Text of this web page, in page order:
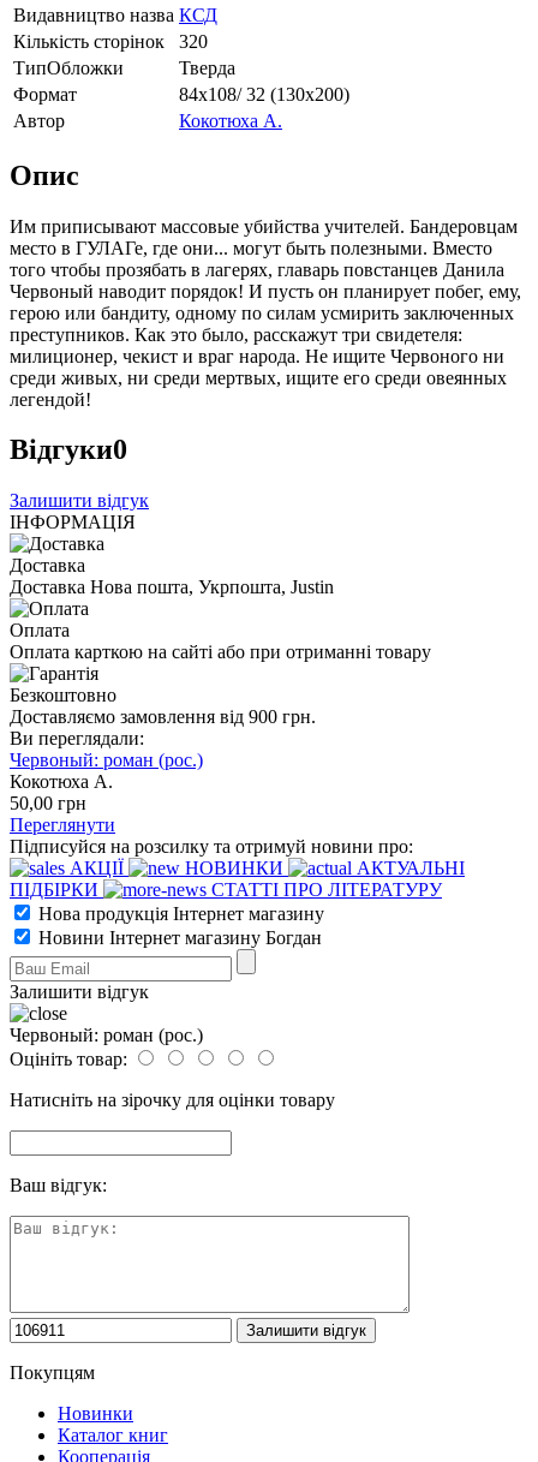
Видавництво назва КСД
Кількість сторінок
320
ТипОбложки
Тверда
Формат
84х108/ 32 (130х200)
Автор
Кокотюха А.
Опис
Им приписывают массовые убийства учителей. Бандеровцам
место в ГУЛАГе, где они... могут быть полезными. Вместо
того чтобы прозябать в лагерях, главарь повстанцев Данила
Червоный наводит порядок! И пусть он планирует побег, ему,
герою или бандиту, одному по силам усмирить заключенных
преступников. Как это было, расскажут три свидетеля:
милиционер, чекист и враг народа. Не ищите Червоного ни
среди живых, ни среди мертвых, ищите его среди овеянных
легендой!
Відгуки0
Залишити відгук
ІНФОРМАЦІЯ
Доставка
Доставка Нова пошта, Укрпошта, Justin
Оплата
Оплата карткою на сайті або при отриманні товару
Безкоштовно
Доставляємо замовлення від 900 грн.
Ви переглядали:
Червоный: роман (рос.)
Кокотюха А.
50,00 грн
Переглянути
Підписуйся на розсилку та отримуй новини про:
АКЦІЇ
НОВИНКИ
АКТУАЛЬНІ
ПІДБІРКИ
СТАТТІ ПРО ЛІТЕРАТУРУ
Нова продукція Інтернет магазину
Новини Інтернет магазину Богдан
Залишити відгук
Червоный: роман (рос.)
Оцініть товар:
Натисніть на зірочку для оцінки товару
Ваш відгук:
Покупцям
Новинки
Каталог книг
Кооперація